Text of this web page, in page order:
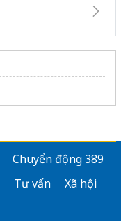
Chuyển động 389
Tư vấn
Xã hội